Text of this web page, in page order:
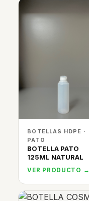
BOTELLAS HDPE ·
PATO
BOTELLA PATO
125ML NATURAL
VER PRODUCTO →